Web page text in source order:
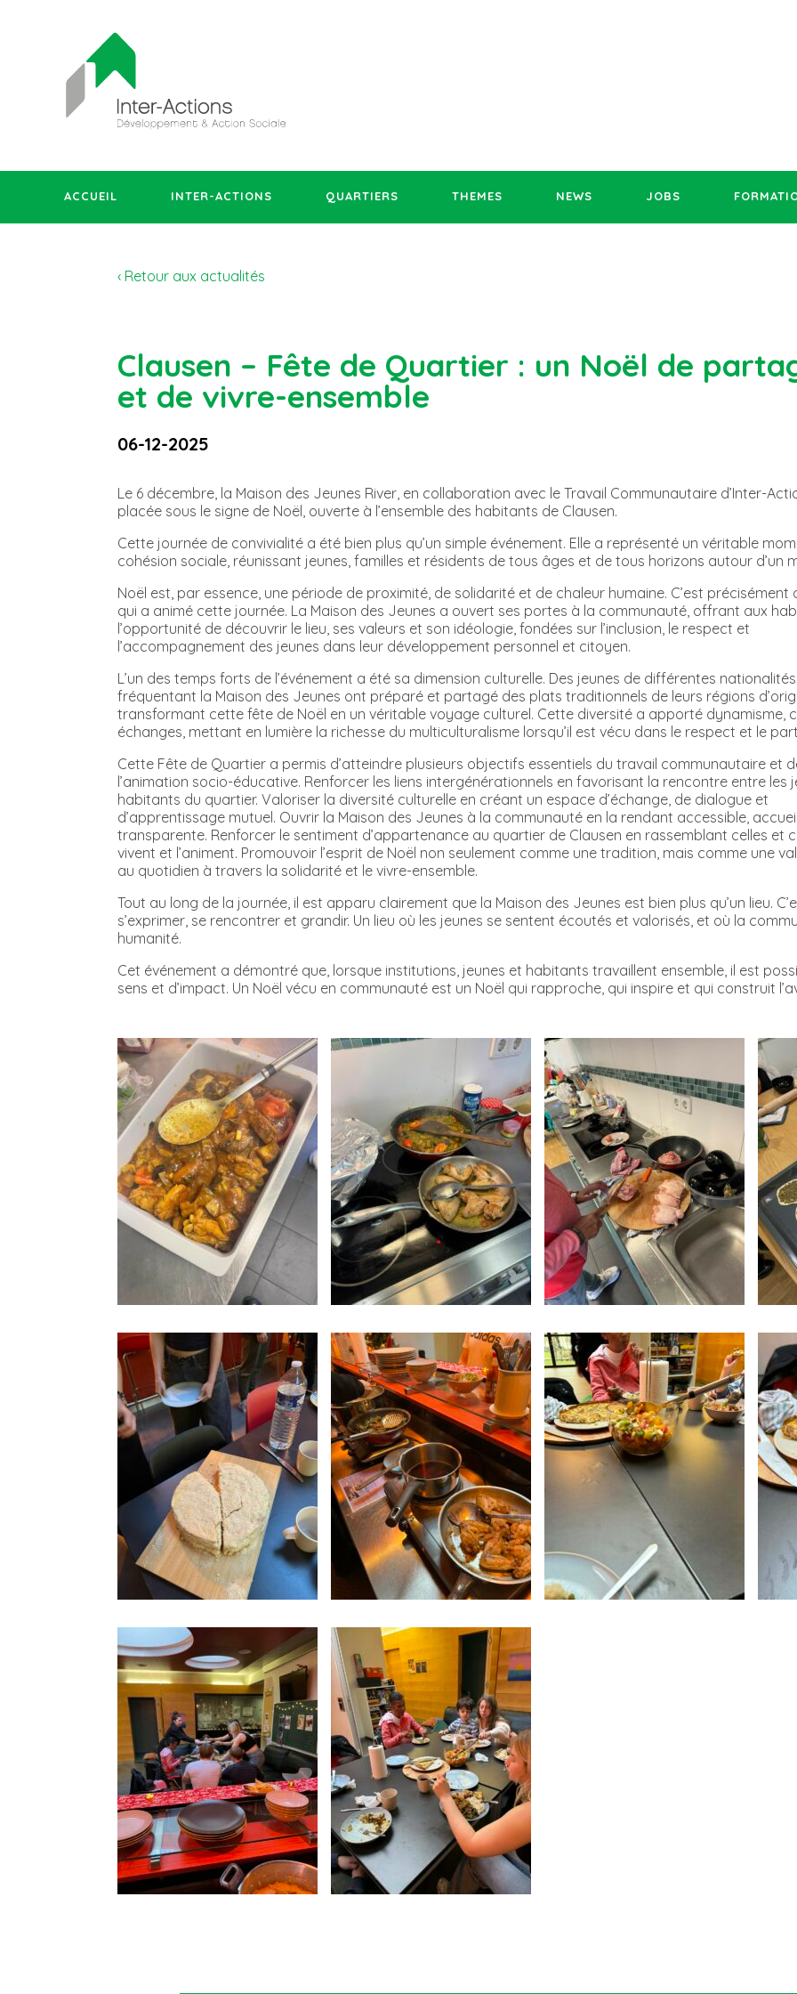
ACCUEIL INTER-ACTIONS QUARTIERS THEMES NEWS JOBS
‹ Retour aux actualités
Clausen – Fête de Quartier : un Noël de
et de vivre-ensemble
06-12-2025
Le 6 décembre, la Maison des Jeunes River, en collaboration avec le Travail Communautaire d’Inter-
placée sous le signe de Noël, ouverte à l’ensemble des habitants de Clausen.
Cette journée de convivialité a été bien plus qu’un simple événement. Elle a représenté un véritable
cohésion sociale, réunissant jeunes, familles et résidents de tous âges et de tous horizons autour d’un
Noël est, par essence, une période de proximité, de solidarité et de chaleur humaine. C’est précisément
qui a animé cette journée. La Maison des Jeunes a ouvert ses portes à la communauté, offrant aux
l’opportunité de découvrir le lieu, ses valeurs et son idéologie, fondées sur l’inclusion, le respect et
l’accompagnement des jeunes dans leur développement personnel et citoyen.
L’un des temps forts de l’événement a été sa dimension culturelle. Des jeunes de différentes nationalités
fréquentant la Maison des Jeunes ont préparé et partagé des plats traditionnels de leurs régions
transformant cette fête de Noël en un véritable voyage culturel. Cette diversité a apporté dynamisme,
échanges, mettant en lumière la richesse du multiculturalisme lorsqu’il est vécu dans le respect et le
Cette Fête de Quartier a permis d’atteindre plusieurs objectifs essentiels du travail communautaire et
l’animation socio-éducative. Renforcer les liens intergénérationnels en favorisant la rencontre entre les
habitants du quartier. Valoriser la diversité culturelle en créant un espace d’échange, de dialogue et
d’apprentissage mutuel. Ouvrir la Maison des Jeunes à la communauté en la rendant accessible,
transparente. Renforcer le sentiment d’appartenance au quartier de Clausen en rassemblant celles et
vivent et l’animent. Promouvoir l’esprit de Noël non seulement comme une tradition, mais comme une
au quotidien à travers la solidarité et le vivre-ensemble.
Tout au long de la journée, il est apparu clairement que la Maison des Jeunes est bien plus qu’un lieu.
s’exprimer, se rencontrer et grandir. Un lieu où les jeunes se sentent écoutés et valorisés, et où la
humanité.
Cet événement a démontré que, lorsque institutions, jeunes et habitants travaillent ensemble, il est
sens et d’impact. Un Noël vécu en communauté est un Noël qui rapproche, qui inspire et qui construit